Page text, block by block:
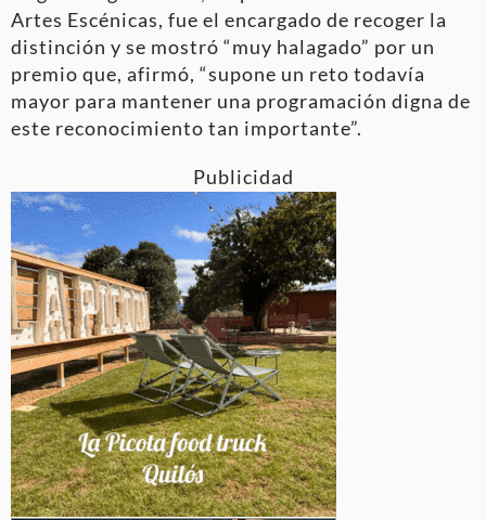
Artes Escénicas, fue el encargado de recoger la
distinción y se mostró “muy halagado” por un
premio que, afirmó, “supone un reto todavía
mayor para mantener una programación digna de
este reconocimiento tan importante”.
Publicidad